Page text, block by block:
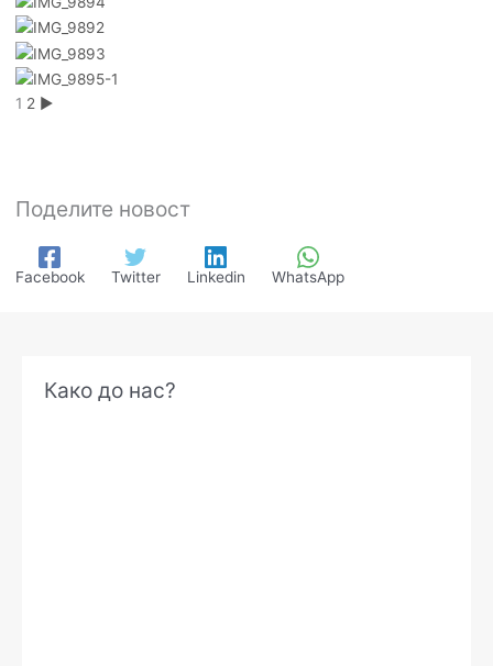
1 2 ►
Поделите новост
Facebook Twitter Linkedin WhatsApp
Како до нас?
р